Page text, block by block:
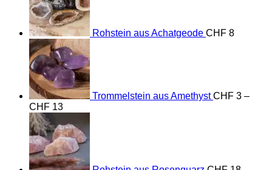
Rohstein aus Achatgeode CHF 8
Trommelstein aus Amethyst CHF 3 –
CHF 13Preisspanne:
bis
CHF 13